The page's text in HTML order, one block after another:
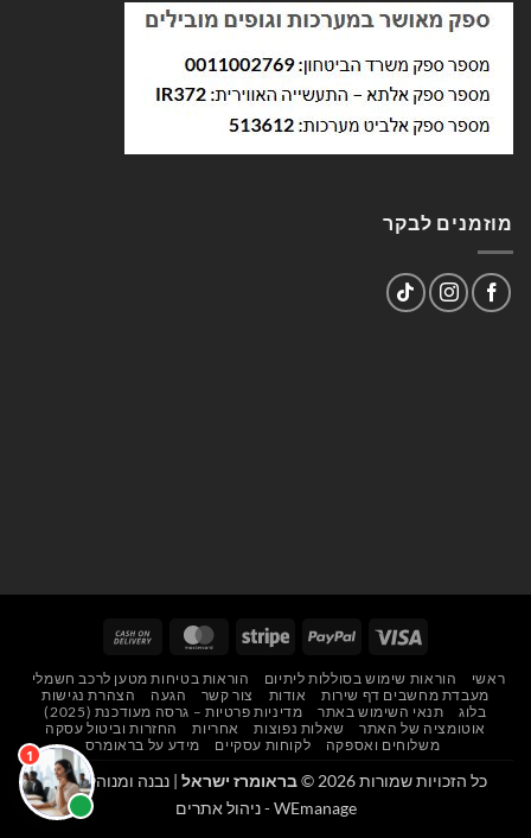
מוזמנים לבקר
Visa
PayPal
Stripe
MasterCard
Delivery
ראשי הוראות שימוש בסוללות ליתיום
הוראות בטיחות מטען לרכב חשמלי
מעבדת מחשבים דף שירות
אודות צור קשר הגעה
הצהרת נגישות
בלוג
תנאי השימוש באתר
מדיניות פרטיות – גרסה מעודכנת (2025)
אוטומציה של האתר
שאלות נפוצות אחריות
החזרות וביטול עסקה
משלוחים ואספקה
לקוחות עסקיים מידע על בראומרס
כל הזכויות שמורות 2026 © בראומרז ישראל | נבנה ומנוהל על ידי
WEmanage - ניהול אתרים